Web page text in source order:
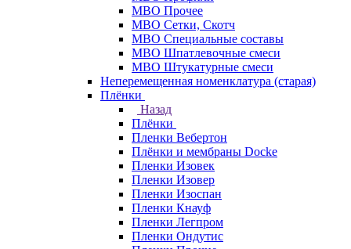
МВО Прочее
МВО Сетки, Скотч
МВО Специальные составы
МВО Шпатлевочные смеси
МВО Штукатурные смеси
Неперемещенная номенклатура (старая)
Плёнки
Назад
Плёнки
Пленки Вебертон
Плёнки и мембраны Docke
Пленки Изовек
Пленки Изовер
Пленки Изоспан
Пленки Кнауф
Пленки Легпром
Пленки Ондутис